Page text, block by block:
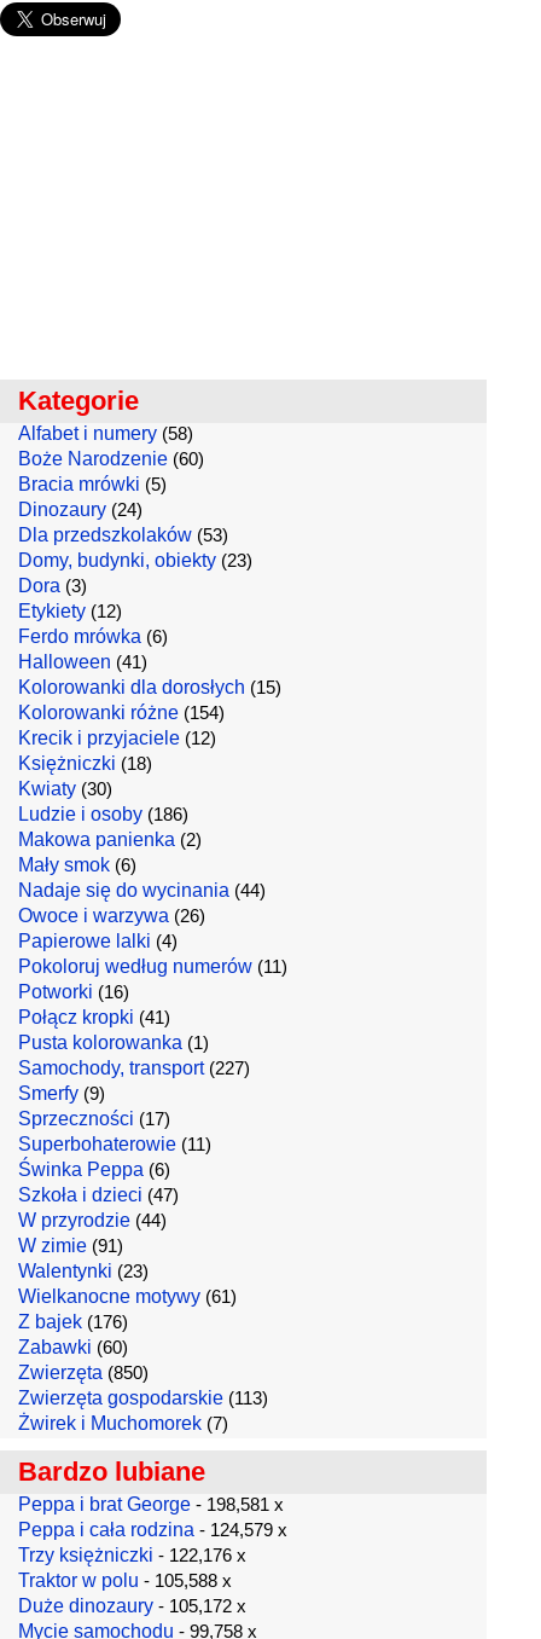
Kategorie
Alfabet i numery (58)
Boże Narodzenie (60)
Bracia mrówki (5)
Dinozaury (24)
Dla przedszkolaków (53)
Domy, budynki, obiekty (23)
Dora (3)
Etykiety (12)
Ferdo mrówka (6)
Halloween (41)
Kolorowanki dla dorosłych (15)
Kolorowanki różne (154)
Krecik i przyjaciele (12)
Księżniczki (18)
Kwiaty (30)
Ludzie i osoby (186)
Makowa panienka (2)
Mały smok (6)
Nadaje się do wycinania (44)
Owoce i warzywa (26)
Papierowe lalki (4)
Pokoloruj według numerów (11)
Potworki (16)
Połącz kropki (41)
Pusta kolorowanka (1)
Samochody, transport(227)
Smerfy (9)
Sprzeczności (17)
Superbohaterowie (11)
Świnka Peppa (6)
Szkoła i dzieci (47)
W przyrodzie (44)
W zimie (91)
Walentynki (23)
Wielkanocne motywy (61)
Z bajek (176)
Zabawki (60)
Zwierzęta (850)
Zwierzęta gospodarskie (113)
Żwirek i Muchomorek (7)
Bardzo lubiane
Peppa i brat George - 198,581 x
Peppa i cała rodzina - 124,579 x
Trzy księżniczki - 122,176 x
Traktor w polu - 105,588 x
Duże dinozaury - 105,172 x
Mycie samochodu - 99,758 x